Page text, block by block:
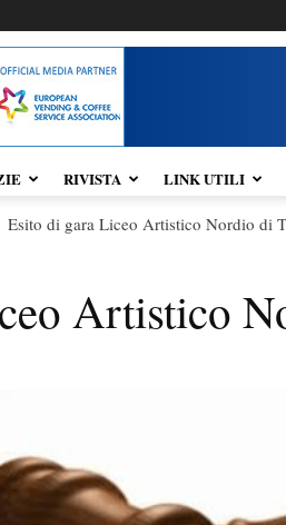
RIVISTA LINK UTILI
Esito di gara Liceo Artistico Nordio di
Artistico